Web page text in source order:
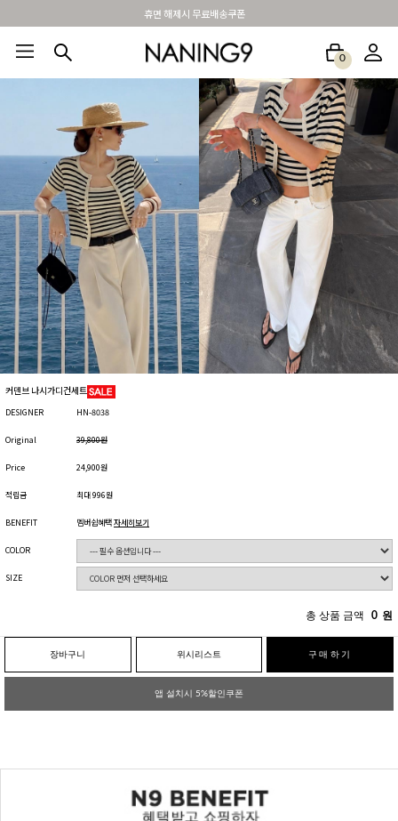
BEST 포토리뷰 - 매주 2명추첨 3만원쿠폰
0
썸머여행룩 아울렛 하객&모임룩
커덴브 나시가디건세트
DESIGNER HN-8038
Original 39,800원
Price 24,900원
적립금 최대 996원
BENEFIT 멤버쉽혜택자세히보기
COLOR
SIZE
총 상품 금액 0 원
장바구니 위시리스트 구매하기
앱 설치시 5%할인쿠폰